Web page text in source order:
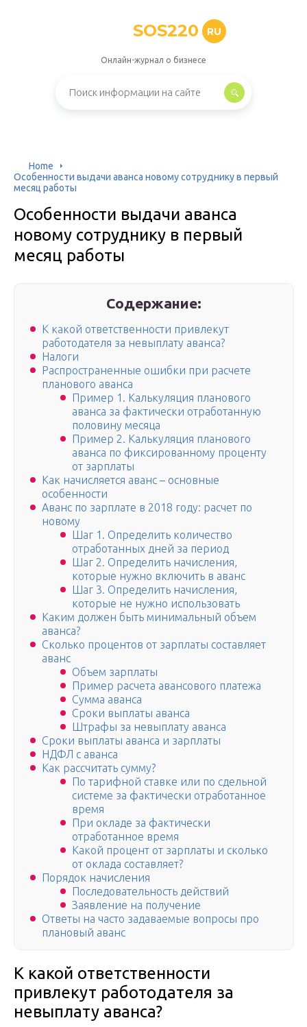
SOS220 RU
Онлайн-журнал о бизнесе
Home
Особенности выдачи аванса новому сотруднику в первый
месяц работы
Особенности выдачи аванса
новому сотруднику в первый
месяц работы
Содержание:
К какой ответственности привлекут
работодателя за невыплату аванса?
Налоги
Распространенные ошибки при расчете
планового аванса
Пример 1. Калькуляция планового
аванса за фактически отработанную
половину месяца
Пример 2. Калькуляция планового
аванса по фиксированному проценту
от зарплаты
Как начисляется аванс – основные
особенности
Аванс по зарплате в 2018 году: расчет по
новому
Шаг 1. Определить количество
отработанных дней за период
Шаг 2. Определить начисления,
которые нужно включить в аванс
Шаг 3. Определить начисления,
которые не нужно использовать
Каким должен быть минимальный объем
аванса?
Сколько процентов от зарплаты составляет
аванс
Объем зарплаты
Пример расчета авансового платежа
Сумма аванса
Сроки выплаты аванса
Штрафы за невыплату аванса
Сроки выплаты аванса и зарплаты
НДФЛ с аванса
Как рассчитать сумму?
По тарифной ставке или по сдельной
системе за фактически отработанное
время
При окладе за фактически
отработанное время
Какой процент от зарплаты и сколько
от оклада составляет?
Порядок начисления
Последовательность действий
Заявление на получение
Ответы на часто задаваемые вопросы про
плановый аванс
К какой ответственности
привлекут работодателя за
невыплату аванса?